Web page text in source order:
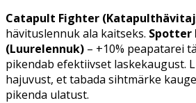
Catapult Fighter
hävituslennuk ala kaitseks. Spotter
(Luurelennuk) – +10% peapatarei
pikendab efektiivset laskekaugust.
hajuvust, et tabada sihtmärke
pikenda ulatust.